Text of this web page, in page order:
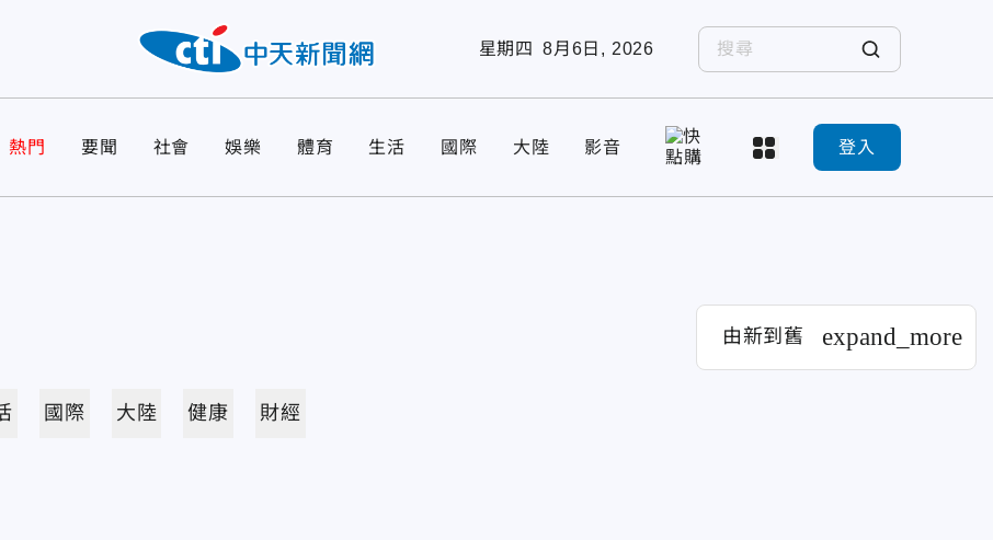
星期四 8月6日, 2026
熱門 要聞 社會 娛樂 體育 生活 國際 大陸 影音 登入
由新到舊 expand_more
國際 大陸 健康 財經